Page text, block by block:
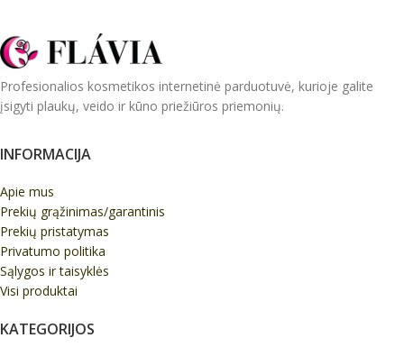
Profesionalios kosmetikos internetinė parduotuvė, kurioje galite
įsigyti plaukų, veido ir kūno priežiūros priemonių.
INFORMACIJA
Apie mus
Prekių grąžinimas/garantinis
Prekių pristatymas
Privatumo politika
Sąlygos ir taisyklės
Visi produktai
KATEGORIJOS